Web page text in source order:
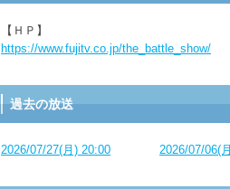
【ＨＰ】
https://www.fujitv.co.jp/the_battle_show/
過去の放送
2026/07/27(月) 20:00 2026/07/06(